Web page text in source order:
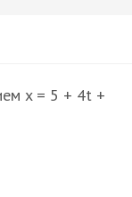
x = 5 + 4t +